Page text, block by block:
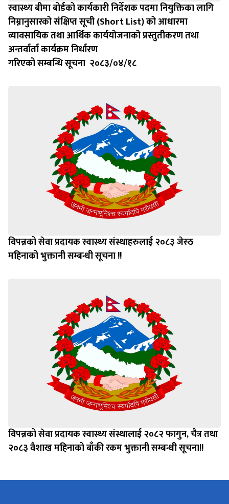
स्वास्थ्य बीमा बोर्डको कार्यकारी निर्देशक पदमा नियुक्तिका लागि
निम्नानुसारको संक्षिप्त सूची (Short List) को आधारमा
व्यावसायिक तथा आर्थिक कार्ययोजनाको प्रस्तुतीकरण तथा
अन्तर्वार्ता कार्यक्रम निर्धारण
गरिएको सम्बन्धि सूचना २०८३/०४/१८
विपन्नको सेवा प्रदायक स्वास्थ्य संस्थाहरुलाई २०८३ जेस्ठ
महिनाको भुक्तानी सम्बन्धी सूचना !!
विपन्नको सेवा प्रदायक स्वास्थ्य संस्थालाई २०८२ फागुन, चैत्र तथा
२०८३ वैशाख महिनाको बाँकी रकम भुक्तानी सम्बन्धी सूचना!!